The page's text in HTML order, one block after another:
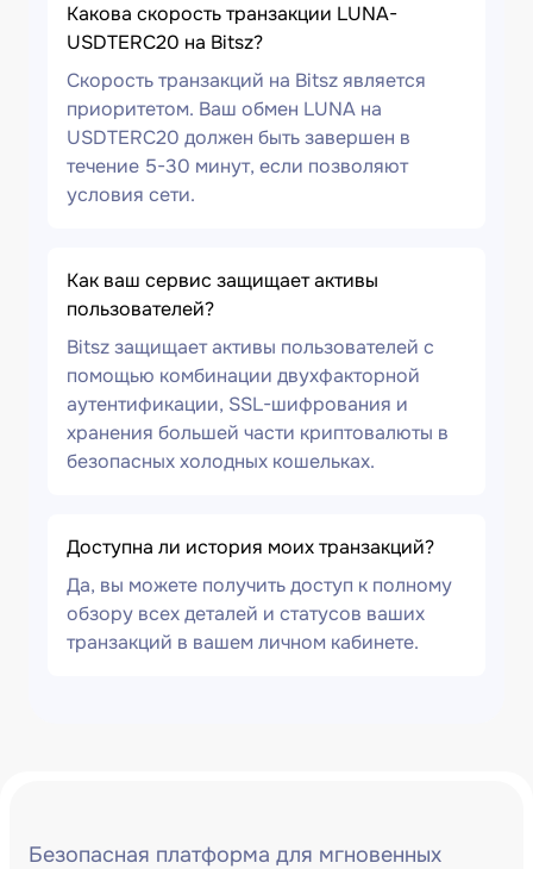
Какова скорость транзакции LUNA-
USDTERC20 на Bitsz?
Скорость транзакций на Bitsz является
приоритетом. Ваш обмен LUNA на
USDTERC20 должен быть завершен в
течение 5-30 минут, если позволяют
условия сети.
Как ваш сервис защищает активы
пользователей?
Bitsz защищает активы пользователей с
помощью комбинации двухфакторной
аутентификации, SSL-шифрования и
хранения большей части криптовалюты в
безопасных холодных кошельках.
Доступна ли история моих транзакций?
Да, вы можете получить доступ к полному
обзору всех деталей и статусов ваших
транзакций в вашем личном кабинете.
Безопасная платформа для мгновенных